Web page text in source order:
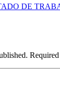
DE